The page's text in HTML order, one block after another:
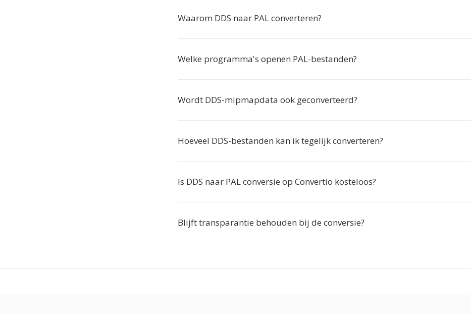
Waarom DDS naar PAL converteren?
Welke programma's openen PAL-bestanden?
Wordt DDS-mipmapdata ook geconverteerd?
Hoeveel DDS-bestanden kan ik tegelijk converteren?
Is DDS naar PAL conversie op Convertio kosteloos?
Blijft transparantie behouden bij de conversie?